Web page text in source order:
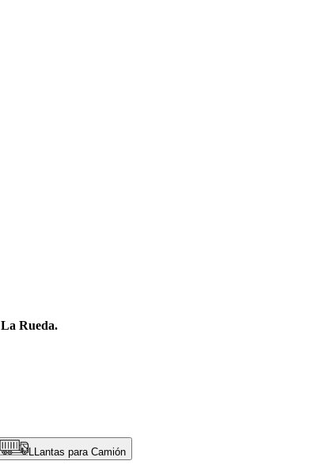
La Rueda.
LLantas para Camión